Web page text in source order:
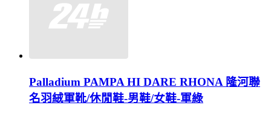
Palladium PAMPA HI DARE RHONA 隆河聯
名羽絨軍靴/休閒鞋-男鞋/女鞋-軍綠